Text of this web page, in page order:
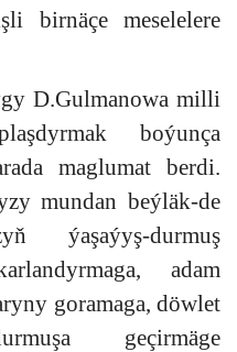
birnäçe meselelere
D.Gulmanowa milli
boýunça
maglumat berdi.
mundan beýläk-de
ýaşaýyş-durmuş
adam
goramaga, döwlet
geçirmäge